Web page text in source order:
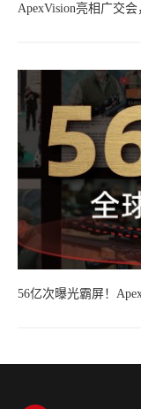
ApexVision亮相广交
56亿次曝光霸屏！